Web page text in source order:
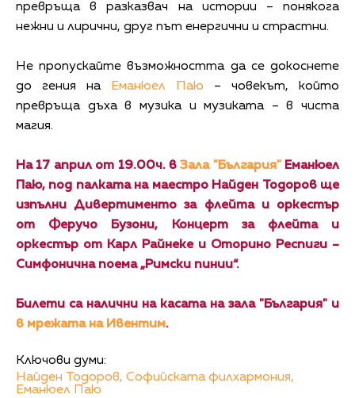
превръща в разказвач на истории – понякога
нежни и лирични, друг път енергични и страстни.
Не пропускайте възможността да се докоснете
до гения на
Еманюел Паю – човекът, който
превръща дъха в музика и музиката – в чиста
магия.
На 17 април от 19.00ч. вЗала "България"Еманюел
Паю, под палката на маестро Найден Тодоров ще
изпълни Дивертименто за флейта и оркестър
от Феручо Бузони, Концерт за флейта и
оркестър от Карл Райнеке и Оторино Респиги –
Симфонична поема „Римски пинии“.
Билети са налични на касата на зала "България" и
в мрежата на Ивентим.
Ключови думи:
Найден Тодоров, Софийската филхармония,
Еманюел Паю